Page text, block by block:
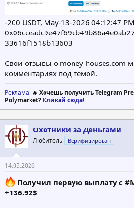
-200 USDT, May-13-2026 04:12:47
33616f1518b13603
Свои отзывы о money-houses.com
комментариях под темой.
Реклама: 🔥 Хочешь получить Telegram
Polymarket? Кликай сюда!
Охотники за Деньгами
Любитель Верифицирован
14.05.2026
Получил первую выплату с
+136.92$